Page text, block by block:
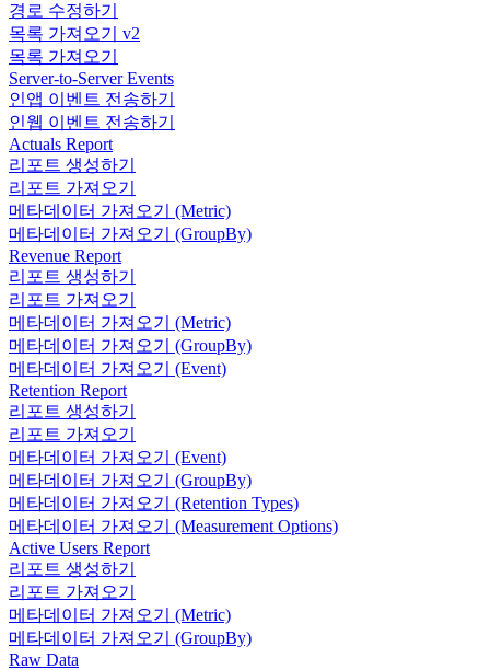
경로 수정하기
목록 가져오기 v2
목록 가져오기
Server-to-Server Events
인앱 이벤트 전송하기
인웹 이벤트 전송하기
Actuals Report
리포트 생성하기
리포트 가져오기
메타데이터 가져오기 (Metric)
메타데이터 가져오기 (GroupBy)
Revenue Report
리포트 생성하기
리포트 가져오기
메타데이터 가져오기 (Metric)
메타데이터 가져오기 (GroupBy)
메타데이터 가져오기 (Event)
Retention Report
리포트 생성하기
리포트 가져오기
메타데이터 가져오기 (Event)
메타데이터 가져오기 (GroupBy)
메타데이터 가져오기 (Retention Types)
메타데이터 가져오기 (Measurement Options)
Active Users Report
리포트 생성하기
리포트 가져오기
메타데이터 가져오기 (Metric)
메타데이터 가져오기 (GroupBy)
Raw Data